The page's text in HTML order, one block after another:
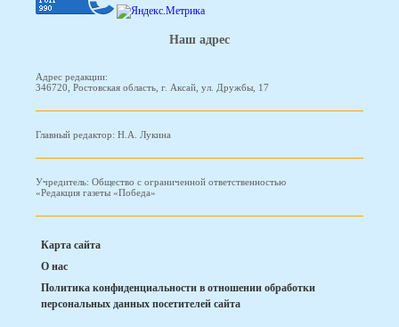
Наш адрес
Адрес редакции:
346720, Ростовская область, г. Аксай, ул. Дружбы, 17
Главный редактор: Н.А. Лукина
Учредитель: Общество с ограниченной ответственностью
«Редакция газеты «Победа»
Карта сайта
О нас
Политика конфиденциальности в отношении обработки
персональных данных посетителей сайта